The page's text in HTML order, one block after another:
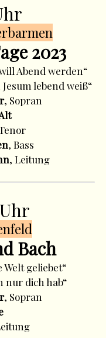
2023
Abend werden“
lebend weiß“
, Sopran
, Bass
, Leitung
Uhr
Bach
Welt geliebet“
nur dich hab“
, Sopran